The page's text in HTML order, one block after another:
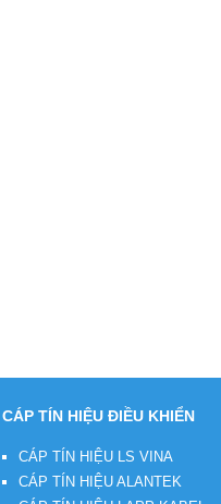
CÁP TÍN HIỆU ĐIỀU KHIỂN
CÁP TÍN HIỆU LS VINA
CÁP TÍN HIỆU ALANTEK